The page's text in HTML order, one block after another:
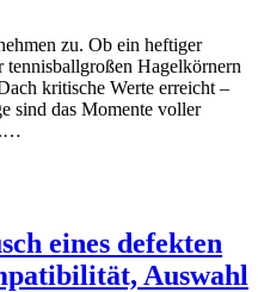
zu. Ob ein heftiger
tennisballgroßen Hagelkörnern
kritische Werte erreicht –
sind das Momente voller
eines defekten
Auswahl